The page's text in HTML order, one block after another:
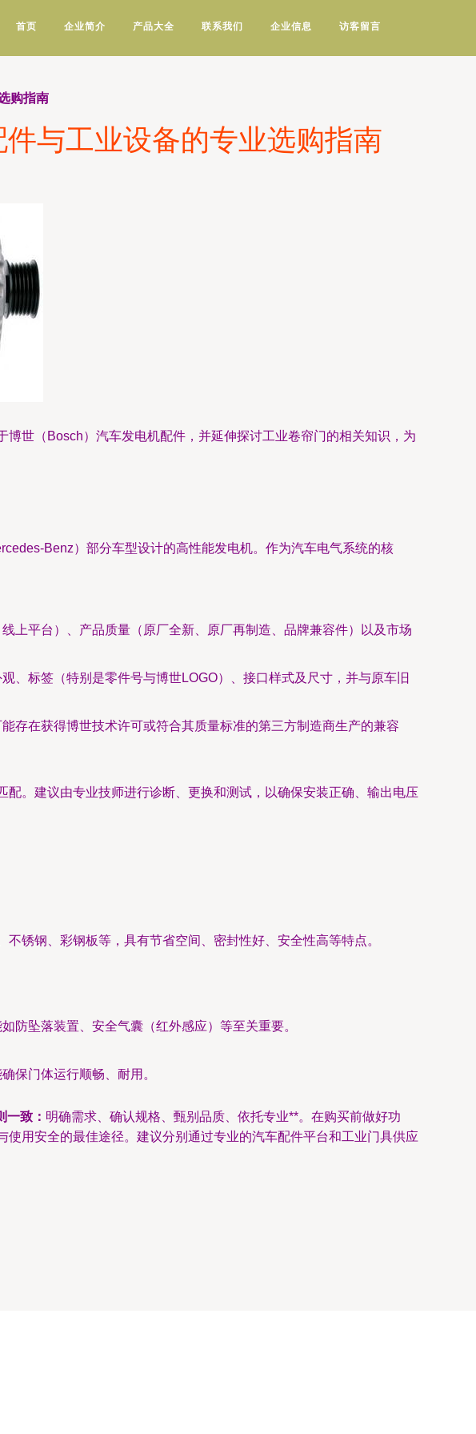
首页 企业简介 产品大全 联系我们 企业信息 访客留言
购指南
与工业设备的专业选购指南
世（Bosch）汽车发电机配件，并延伸探讨工业卷帘门的相关知识，为
Benz）部分车型设计的高性能发电机。作为汽车电气系统的核
上平台）、产品质量（原厂全新、原厂再制造、品牌兼容件）以及市场
、标签（特别是零件号与博世LOGO）、接口样式及尺寸，并与原车旧
存在获得博世技术许可或符合其质量标准的第三方制造商生产的兼容
。建议由专业技师进行诊断、更换和测试，以确保安装正确、输出电压
锈钢、彩钢板等，具有节省空间、密封性好、安全性高等特点。
防坠落装置、安全气囊（红外感应）等至关重要。
保门体运行顺畅、耐用。
一致： 明确需求、确认规格、甄别品质、依托专业**。在购买前做好功
用安全的最佳途径。建议分别通过专业的汽车配件平台和工业门具供应